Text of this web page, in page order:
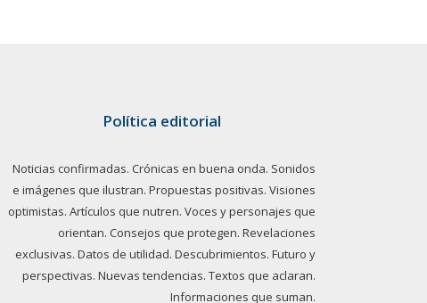
Política editorial
Noticias confirmadas. Crónicas en buena onda. Sonidos
e imágenes que ilustran. Propuestas positivas. Visiones
optimistas. Artículos que nutren. Voces y personajes que
orientan. Consejos que protegen. Revelaciones
exclusivas. Datos de utilidad. Descubrimientos. Futuro y
perspectivas. Nuevas tendencias. Textos que aclaran.
Informaciones que suman.